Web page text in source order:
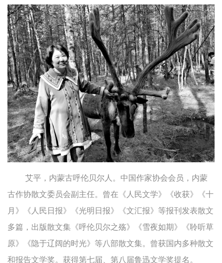
艾平，内蒙古呼伦贝尔人。中国作家协会会员，内蒙
古作协散文委员会副主任。曾在《人民文学》《收获》《十
月》《人民日报》《光明日报》《文汇报》等报刊发表散文
多篇，出版散文集《呼伦贝尔之殇》《雪夜如期》《聆听草
原》《隐于辽阔的时光》等八部散文集。曾获国内多种散文
和报告文学奖。获得第七届、第八届鲁迅文学奖提名。